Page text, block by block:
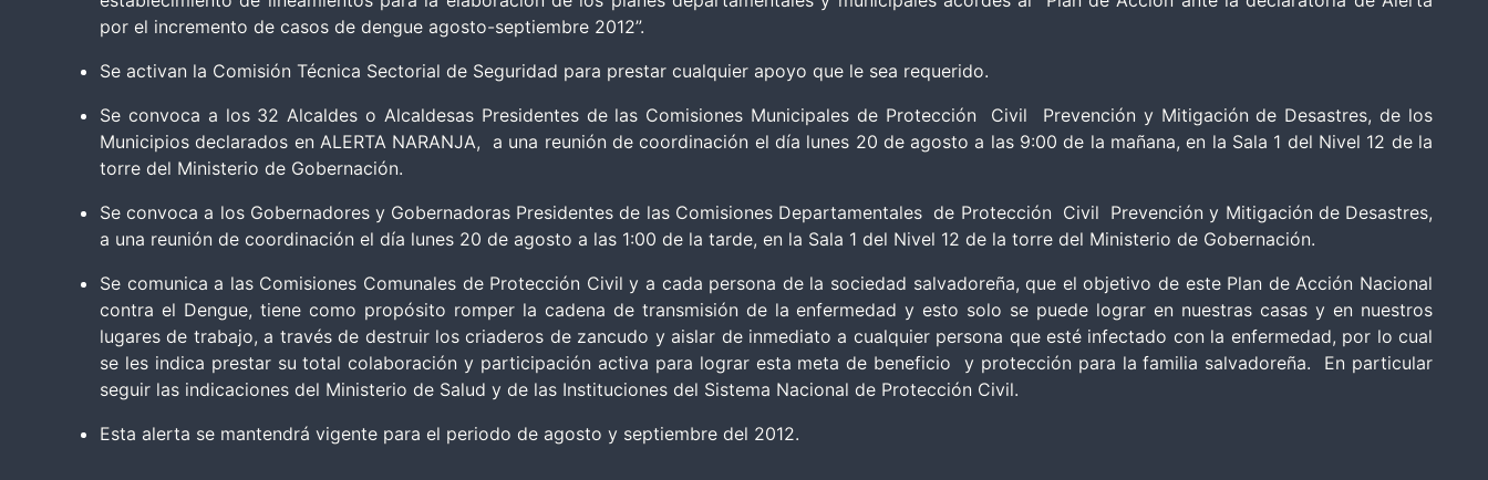
por el incremento de casos de dengue agosto-septiembre 2012”.
Se activan la Comisión Técnica Sectorial de Seguridad para prestar cualquier apoyo que le sea requerido.
Se convoca a los 32 Alcaldes o Alcaldesas Presidentes de las Comisiones Municipales de Protección Civil Prevención y Mitigación de Desastres, de los
Municipios declarados en ALERTA NARANJA, a una reunión de coordinación el día lunes 20 de agosto a las 9:00 de la mañana, en la Sala 1 del Nivel 12 de la
torre del Ministerio de Gobernación.
Se convoca a los Gobernadores y Gobernadoras Presidentes de las Comisiones Departamentales de Protección Civil Prevención y Mitigación de Desastres,
a una reunión de coordinación el día lunes 20 de agosto a las 1:00 de la tarde, en la Sala 1 del Nivel 12 de la torre del Ministerio de Gobernación.
Se comunica a las Comisiones Comunales de Protección Civil y a cada persona de la sociedad salvadoreña, que el objetivo de este Plan de Acción Nacional
contra el Dengue, tiene como propósito romper la cadena de transmisión de la enfermedad y esto solo se puede lograr en nuestras casas y en nuestros
lugares de trabajo, a través de destruir los criaderos de zancudo y aislar de inmediato a cualquier persona que esté infectado con la enfermedad, por lo cual
se les indica prestar su total colaboración y participación activa para lograr esta meta de beneficio y protección para la familia salvadoreña. En particular
seguir las indicaciones del Ministerio de Salud y de las Instituciones del Sistema Nacional de Protección Civil.
Esta alerta se mantendrá vigente para el periodo de agosto y septiembre del 2012.